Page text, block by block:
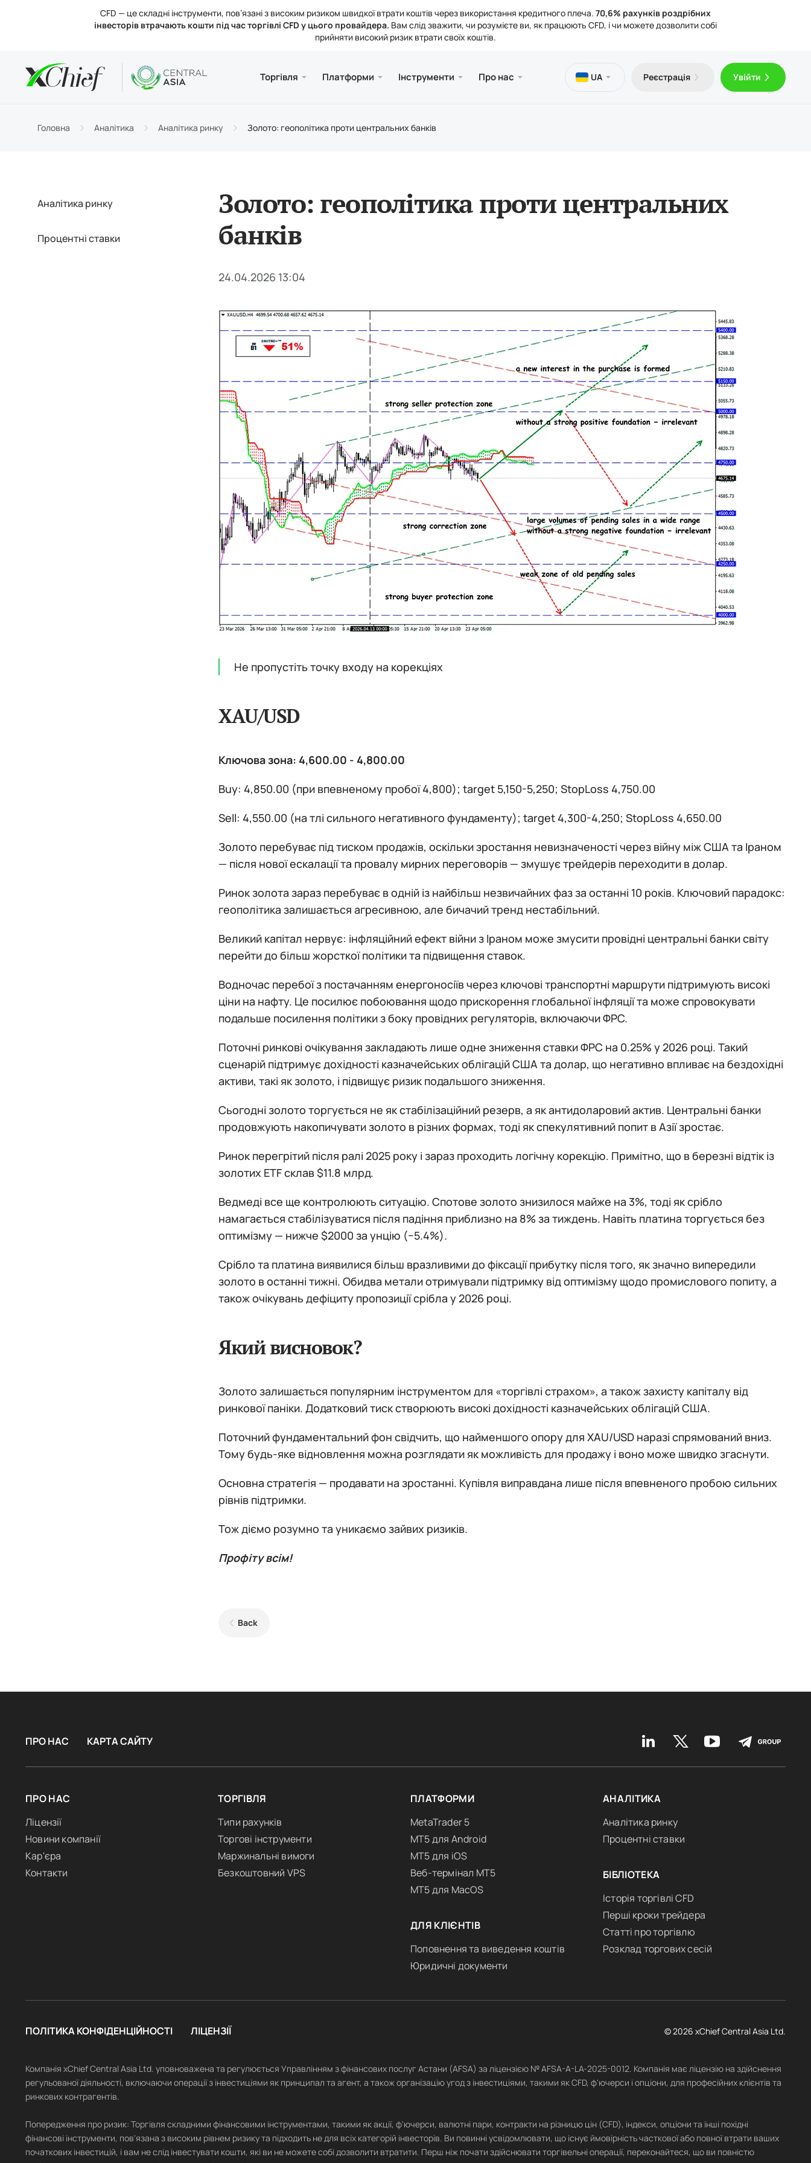
CFD — це складні інструменти, пов’язані з високим ризиком швидкої втрати коштів через використання кредитного плеча. 70,6% рахунків роздрібних
інвесторів втрачають кошти під час торгівлі CFD у цього провайдера. Вам слід зважити, чи розумієте ви, як працюють CFD, і чи можете дозволити собі
прийняти високий ризик втрати своїх коштів.
Торгівля
Торгові інструменти
Безкоштовний VPS
Платформи
Desktop та Web
Веб-термінал MetaTrader 5
MetaTrader 5 для Android
Інструменти
Аналітика
Процентні ставки
Статті про торгівлю
Про нас
Про нас
Новини компанії
Юридична інформація
Юридичні документи
UA Реєстрація Увійти
Головна Аналітика Аналітика ринку Золото: геополітика проти центральних банків
Аналітика ринку
Процентні ставки
Золото: геополітика проти центральних
банків
24.04.2026 13:04
Не пропустіть точку входу на корекціях
XAU/USD
Ключова зона: 4,600.00 - 4,800.00
Buy: 4,850.00 (при впевненому пробої 4,800); target 5,150-5,250; StopLoss 4,750.00
Sell: 4,550.00 (на тлі сильного негативного фундаменту); target 4,300-4,250; StopLoss 4,650.00
Золото перебуває під тиском продажів, оскільки зростання невизначеності через війну між США та Іраном
— після нової ескалації та провалу мирних переговорів — змушує трейдерів переходити в долар.
Ринок золота зараз перебуває в одній із найбільш незвичайних фаз за останні 10 років. Ключовий парадокс:
геополітика залишається агресивною, але бичачий тренд нестабільний.
Великий капітал нервує: інфляційний ефект війни з Іраном може змусити провідні центральні банки світу
перейти до більш жорсткої політики та підвищення ставок.
Водночас перебої з постачанням енергоносіїв через ключові транспортні маршрути підтримують високі
ціни на нафту. Це посилює побоювання щодо прискорення глобальної інфляції та може спровокувати
подальше посилення політики з боку провідних регуляторів, включаючи ФРС.
Поточні ринкові очікування закладають лише одне зниження ставки ФРС на 0.25% у 2026 році. Такий
сценарій підтримує дохідності казначейських облігацій США та долар, що негативно впливає на бездохідні
активи, такі як золото, і підвищує ризик подальшого зниження.
Сьогодні золото торгується не як стабілізаційний резерв, а як антидоларовий актив. Центральні банки
продовжують накопичувати золото в різних формах, тоді як спекулятивний попит в Азії зростає.
Ринок перегрітий після ралі 2025 року і зараз проходить логічну корекцію. Примітно, що в березні відтік із
золотих ETF склав $11.8 млрд.
Ведмеді все ще контролюють ситуацію. Спотове золото знизилося майже на 3%, тоді як срібло
намагається стабілізуватися після падіння приблизно на 8% за тиждень. Навіть платина торгується без
оптимізму — нижче $2000 за унцію (−5.4%).
Срібло та платина виявилися більш вразливими до фіксації прибутку після того, як значно випередили
золото в останні тижні. Обидва метали отримували підтримку від оптимізму щодо промислового попиту, а
також очікувань дефіциту пропозиції срібла у 2026 році.
Який висновок?
Золото залишається популярним інструментом для «торгівлі страхом», а також захисту капіталу від
ринкової паніки. Додатковий тиск створюють високі дохідності казначейських облігацій США.
Поточний фундаментальний фон свідчить, що найменшого опору для XAU/USD наразі спрямований вниз.
Тому будь-яке відновлення можна розглядати як можливість для продажу і воно може швидко згаснути.
Основна стратегія — продавати на зростанні. Купівля виправдана лише після впевненого пробою сильних
рівнів підтримки.
Тож діємо розумно та уникаємо зайвих ризиків.
Профіту всім!
Back
ПРО НАС КАРТА САЙТУ
ПРО НАС
Ліцензії
Новини компанії
Кар'єра
Контакти
ТОРГІВЛЯ
Типи рахунків
Торгові інструменти
Маржинальні вимоги
Безкоштовний VPS
ПЛАТФОРМИ
MetaTrader 5
MT5 для Android
MT5 для iOS
Веб-термінал MT5
MT5 для MacOS
ДЛЯ КЛІЄНТІВ
Поповнення та виведення коштів
Юридичні документи
АНАЛІТИКА
Аналітика ринку
Процентні ставки
БІБЛІОТЕКА
Історія торгівлі CFD
Перші кроки трейдера
Статті про торгівлю
Розклад торгових сесій
ПОЛІТИКА КОНФІДЕНЦІЙНОСТІ ЛІЦЕНЗІЇ © 2026 xChief Central Asia Ltd.
Компанія xChief Central Asia Ltd. уповноважена та регулюється Управлінням з фінансових послуг Астани (AFSA) за ліцензією № AFSA-A-LA-2025-0012. Компанія має ліцензію на здійснення
регульованої діяльності, включаючи операції з інвестиціями як принципал та агент, а також організацію угод з інвестиціями, такими як CFD, ф'ючерси і опціони, для професійних клієнтів та
ринкових контрагентів.
Попередження про ризик: Торгівля складними фінансовими інструментами, такими як акції, ф'ючерси, валютні пари, контракти на різницю цін (CFD), індекси, опціони та інші похідні
фінансові інструменти, пов'язана з високим рівнем ризику та підходить не для всіх категорій інвесторів. Ви повинні усвідомлювати, що існує ймовірність часткової або повної втрати ваших
початкових інвестицій, і вам не слід інвестувати кошти, які ви не можете собі дозволити втратити. Перш ніж почати здійснювати торгівельні операції, переконайтеся, що ви повністю